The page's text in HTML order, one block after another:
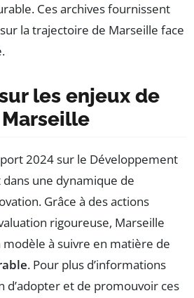
Ces archives fournissent
la trajectoire de Marseille face
les enjeux de
2024 sur le Développement
dans une dynamique de
Grâce à des actions
rigoureuse, Marseille
modèle à suivre en matière de
. Pour plus d’informations
d’adopter et de promouvoir ces